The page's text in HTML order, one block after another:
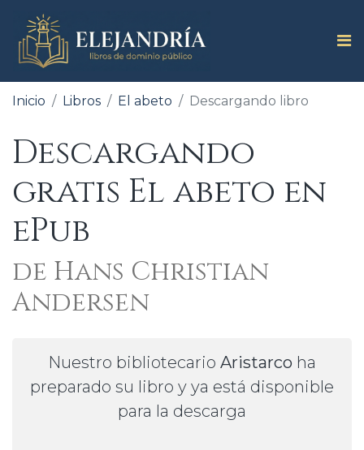
Inicio Libros El abeto Descargando libro
Descargando
gratis El abeto en
ePub
de Hans Christian
Andersen
Nuestro bibliotecario Aristarco ha
preparado su libro y ya está disponible
para la descarga